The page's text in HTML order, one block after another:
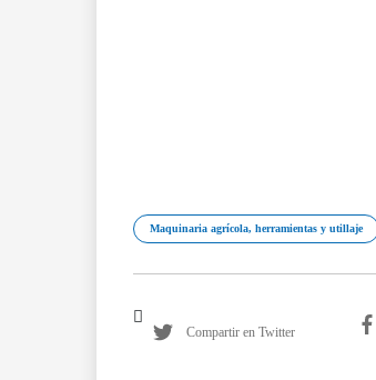
Maquinaria agrícola, herramientas y utillaje
Compartir en Twitter